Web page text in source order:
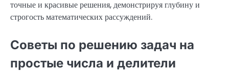
точные и красивые решения, демонстрируя глубину и
строгость математических рассуждений.
Советы по решению задач на
простые числа и делители